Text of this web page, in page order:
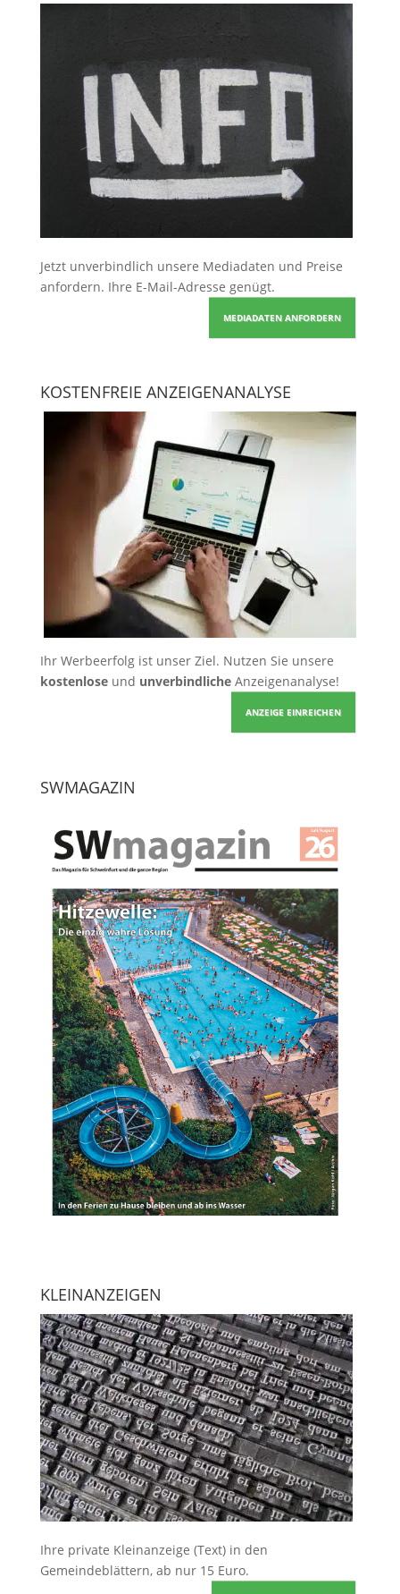
Jetzt unverbindlich unsere Mediadaten und Preise
anfordern. Ihre E-Mail-Adresse genügt.
MEDIADATEN ANFORDERN
KOSTENFREIE ANZEIGENANALYSE
Ihr Werbeerfolg ist unser Ziel. Nutzen Sie unsere
kostenloseund unverbindlicheAnzeigenanalyse!
ANZEIGE EINREICHEN
SWMAGAZIN
KLEINANZEIGEN
Ihre private Kleinanzeige (Text) in den
Gemeindeblättern, ab nur 15 Euro.